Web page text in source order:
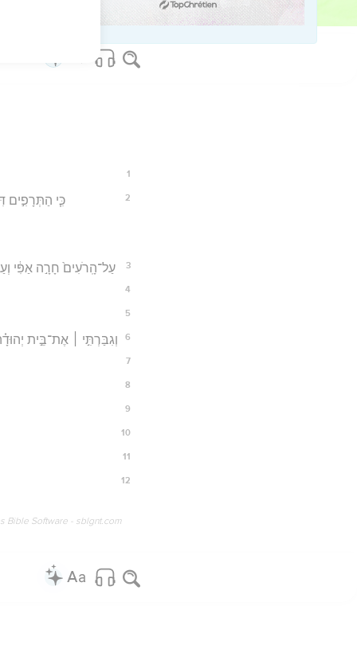
1
2 כִּ֧י הַתְּרָפִ֣ים
3 עַל־הָֽרֹעִים֙ חָרָ֣ה אַפִּ֔י
4
5
6 וְגִבַּרְתִּ֣י ׀ אֶת־בֵּ֣ית
7
8
9
10
11
12
Bible Software - sblgnt.com